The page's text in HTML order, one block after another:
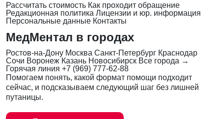
Рассчитать стоимость Как проходит обращение
Редакционная политика Лицензии и юр. информация
Персональные данные Контакты
МедМентал в городах
Ростов-на-Дону Москва Санкт-Петербург Краснодар
Сочи Воронеж Казань Новосибирск Все города →
Горячая линия +7 (969) 777-62-88
Помогаем понять, какой формат помощи подходит
сейчас, и подсказываем следующий шаг без лишней
путаницы.